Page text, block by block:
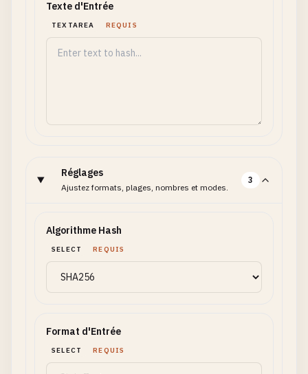
Texte d'Entrée
TEXTAREA REQUIS
Réglages
Ajustez formats, plages, nombres et modes.
3
Algorithme Hash
SELECT REQUIS
Format d'Entrée
SELECT REQUIS